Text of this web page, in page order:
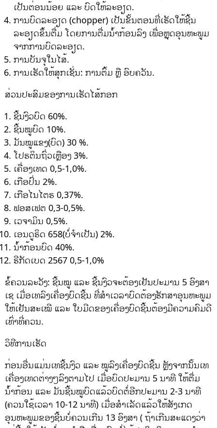
ເປັນຕ່ອນນ້ອຍ ແລະ ບົດໃຫ້ລະອຽດ.
ການບົດລະອຽດ (chopper) ເປັນຂັ້ນຕອນທີ່ເຮັດໃຫ້ຊີ້ນ
ລະອຽດຂຶ້ນຕື່ມ ໂດຍການຕື່ມນ້ຳກ້ອນລົງ ເພື່ອຫຼຸດອຸນຫະພູມ
ຈາກການບົດລະອຽດ.
ການບັນຈຸໃນໄສ້.
ການເຮັດໃຫ້ສຸກເຊັ່ນ: ການຕົ້ມ ຫຼື ອົບຄວັນ.
ສ່ວນປະສົມຂອງການເຮັດໄສ້ກອກ
ຊີ້ນງົວບົດ 60%.
ຊີ້ນໝູບົດ 10%.
ມັນໝູແຂງ(ບົດ) 30 %.
ໂປຣຕິນຖົ່ວເຫຼືອງ 3%.
ເຄື່ອງເທດ 0,5-1,0%.
ເກືອປົ່ນ 2%.
ເກືອໄນໄຕຣ 0,37%.
ຟອສເຟຕ 0,3-0,5%.
ເວຈາມິນ 0,5%.
ເອນດູຣິດ 658(ບໍ່ຈຳເປັນ) 2%.
ນ້ຳກ້ອນບົດ 40%.
ຣີກັດເບດ 2567 0,5-1,0%
ຂໍ້ຄວນລະວັງ: ຊີ້ນໝູ ແລະ ຊີ້ນງົວຈະຕ້ອງເຢັນປະມານ 5 ອົງສາ
ເຊ ເມື່ອເທລົງເຄື່ອງບົດຊີ້ນ ທີ່ສຳເວລາບົດຕ້ອງຮັກສາອຸນຫະພູມ
ໃຫ້ເຢັນສະເໝີ ແລະ ໃບມີດຂອງເຄື່ອງບົດຊີ້ນຕ້ອງມີຄວາມຄົມດີ
ເທົ່າທີ່ຄວນ.
ວິທີການເຮັດ
ກ່ອນອື່ນແມ່ນເທຊີ້ນງົວ ແລະ ໝູລົງເຄື່ອງບົດຊີ້ນ ຫຼັງຈາກນັ້ນເທ
ເຄື່ອງເທດຕ່າງໆລົງຕາມໄປ ເມື່ອບົດປະມານ 5 ນາທີ ໃຫ້ຕື່ມ
ນ້ຳກ້ອນ ແລະ ມັນຊີ້ນໝູບົດແລ້ວບົດຕໍ່ອີກປະມານ 2-3 ນາທີ
(ຄວນໃຊ້ເວລາ 10-12 ນາທີ) ເມື່ອສຳເລັດແລ້ວໃຫ້ສັງເກດ
ອຸນຫະພູມຂອງຊີ້ນບໍ່ຄວນເກີນ 13 ອົງສາ ( ຖ້າເກີນສະແດງວ່າ